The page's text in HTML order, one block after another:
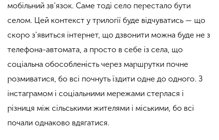
мобільний зв’язок. Саме тоді село перестало бути
селом. Цей контекст у трилогії буде відчуватись — що
скоро з’явиться інтернет, що дзвонити можна буде не з
телефона-автомата, а просто в себе із села, що
соціальна обособленість через маршрутки почне
розмиватися, бо всі почнуть їздити одне до одного. З
інстаграмом і соціальними мережами стерлася і
різниця між сільськими жителями і міськими, бо всі
почали однаково вдягатися.